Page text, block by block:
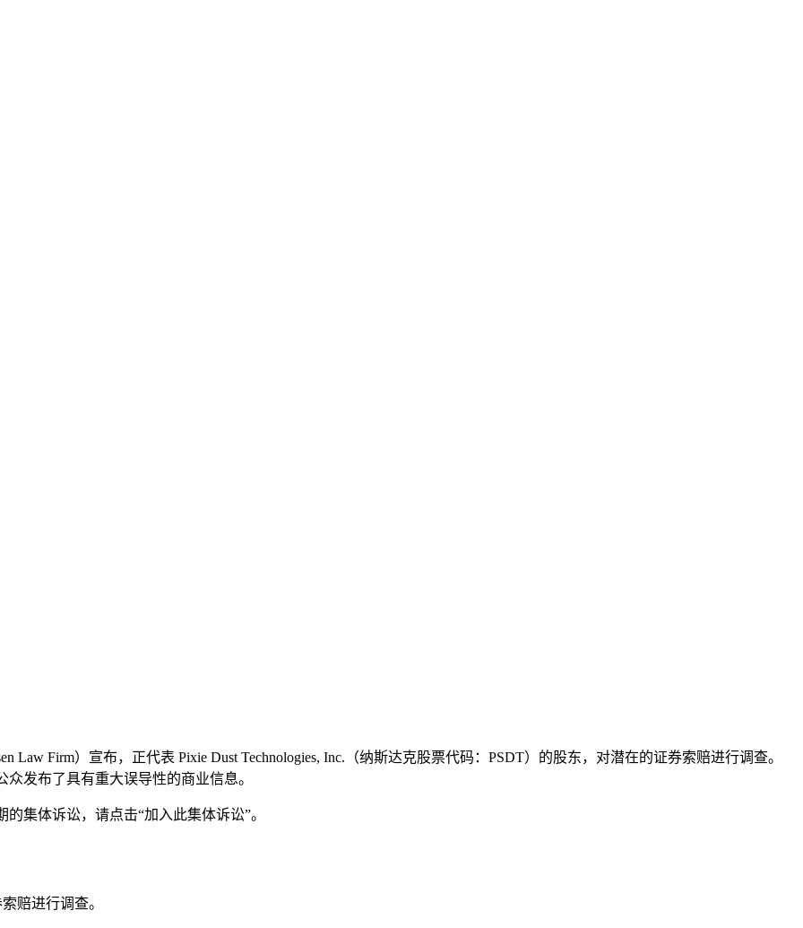
Firm）宣布，正代表 Pixie Dust Technologies, Inc.（纳斯达克股票代码：PSDT）的股东，对潜在的证券索赔进行调查。
众发布了具有重大误导性的商业信息。
的集体诉讼，请点击“加入此集体诉讼”。
赔进行调查。